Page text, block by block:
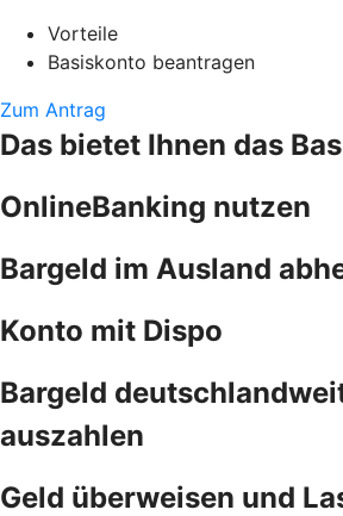
Vorteile
Basiskonto beantragen
Zum Antrag
Das bietet Ihnen das
OnlineBanking nutzen
Bargeld im Ausland
Konto mit Dispo
Bargeld
auszahlen
Geld überweisen und